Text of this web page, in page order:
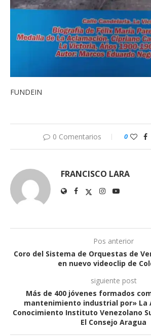
FUNDEIN
0 Comentarios 0
FRANCISCO LARA
Pos anterior
Coro del Sistema de Orquestas de
en nuevo videoclip de
siguiente post
Más de 400 jóvenes formados
mantenimiento industrial por» La
Conocimiento Instituto Venezolano
El Consejo Aragua